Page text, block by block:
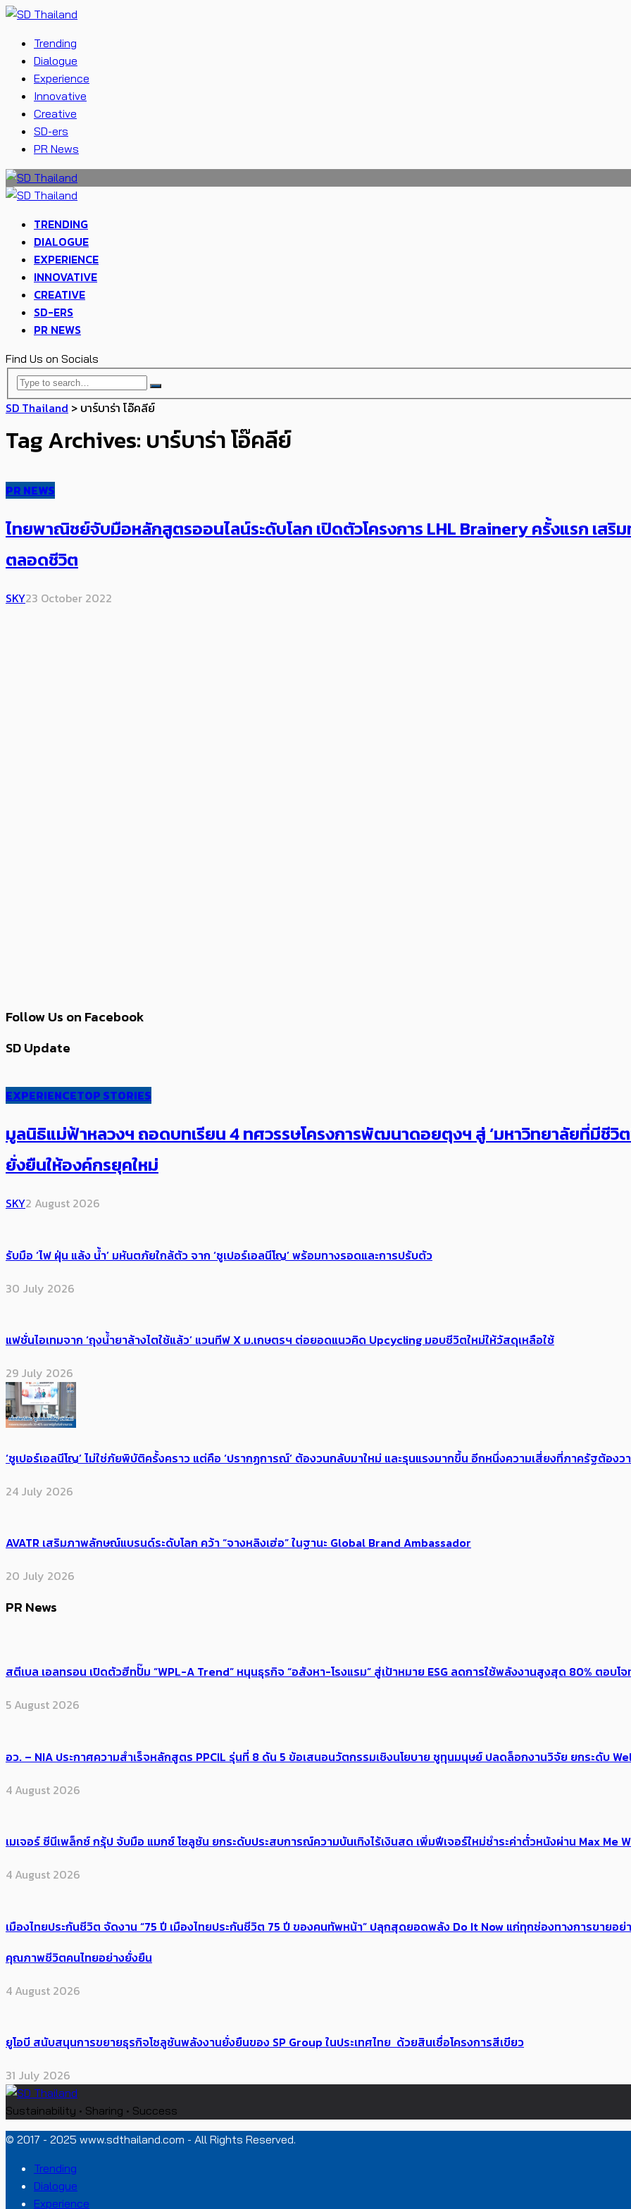
Trending
Dialogue
Experience
Innovative
Creative
SD-ers
PR News
TRENDING
DIALOGUE
EXPERIENCE
INNOVATIVE
CREATIVE
SD-ERS
PR NEWS
Find Us on Socials
SD Thailand > บาร์บาร่า โอ๊คลีย์
Tag Archives: บาร์บาร่า โอ๊คลีย์
PR NEWS
ไทยพาณิชย์จับมือหลักสูตรออนไลน์ระดับโลก เปิดตัวโครงการ LHL Brainery ครั้งแรก เสริ
ตลอดชีวิต
SKY23 October 2022
Follow Us on Facebook
SD Update
EXPERIENCETOP STORIES
มูลนิธิแม่ฟ้าหลวงฯ ถอดบทเรียน 4 ทศวรรษโครงการพัฒนาดอยตุงฯ สู่ ‘มหาวิทยาลัยที่มีชี
ยั่งยืนให้องค์กรยุคใหม่
SKY2 August 2026
รับมือ ‘ไฟ ฝุ่น แล้ง น้ำ’ มหันตภัยใกล้ตัว จาก ‘ซูเปอร์เอลนีโญ’ พร้อมทางรอดและการปรับตัว
30 July 2026
แฟชั่นไอเทมจาก ‘ถุงน้ำยาล้างไตใช้แล้ว’ แวนทีฟ X ม.เกษตรฯ ต่อยอดแนวคิด Upcycling มอบชีวิตใหม่ให้วัสดุเหลือใช้
29 July 2026
‘ซูเปอร์เอลนีโญ’ ไม่ใช่ภัยพิบัติครั้งคราว แต่คือ ‘ปรากฏการณ์’ ​ต้อง​วนกลับมาใหม่ และรุนแรงมากขึ้น อีกหนึ่งความเสี่ยงที่ภาครัฐต้อง
24 July 2026
AVATR เสริมภาพลักษณ์แบรนด์ระดับโลก คว้า “จางหลิงเฮ่อ” ในฐานะ Global Brand Ambassador
20 July 2026
PR News
สตีเบล เอลทรอน เปิดตัวฮีทปั๊ม “WPL-A Trend” หนุนธุรกิจ “อสังหา-โรงแรม” สู่เป้าหมาย ESG ลดการใช้พลังงานสูงสุด 80% ตอบโ
5 August 2026
อว. – NIA ประกาศความสำเร็จหลักสูตร PPCIL รุ่นที่ 8 ดัน 5 ข้อเสนอนวัตกรรมเชิงนโยบาย ชูทุนมนุษย์ ปลดล็อกงานวิจัย ยกระดับ
4 August 2026
เมเจอร์ ซีนีเพล็กซ์ กรุ้ป จับมือ แมกซ์ โซลูชัน ยกระดับประสบการณ์ความบันเทิงไร้เงินสด เพิ่มฟีเจอร์ใหม่ชำระค่าตั๋วหนังผ่าน Max
4 August 2026
เมืองไทยประกันชีวิต จัดงาน “75 ปี เมืองไทยประกันชีวิต 75 ปี ของคนทัพหน้า” ปลุกสุดยอดพลัง Do It Now แก่ทุกช่องทางการขาย
คุณภาพชีวิตคนไทยอย่างยั่งยืน
4 August 2026
ยูโอบี สนับสนุนการขยายธุรกิจโซลูชันพลังงานยั่งยืนของ SP Group ในประเทศไทย ด้วยสินเชื่อโครงการสีเขียว
31 July 2026
Sustainability • Sharing • Success
© 2017 - 2025 www.sdthailand.com - All Rights Reserved.
Trending
Dialogue
Experience